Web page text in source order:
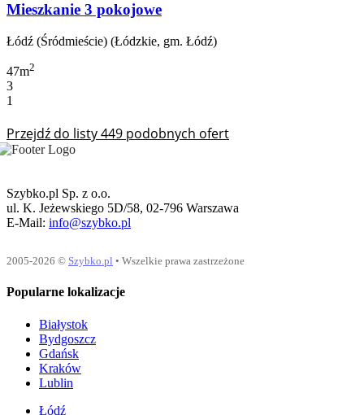
Mieszkanie 3 pokojowe
Łódź (Śródmieście) (Łódzkie, gm. Łódź)
47m2
3
1
Przejdź do listy 449 podobnych ofert
Szybko.pl Sp. z o.o.
ul. K. Jeżewskiego 5D/58, 02-796 Warszawa
E-Mail: info@szybko.pl
2005-2026 © Szybko.pl • Wszelkie prawa zastrzeżone
Popularne lokalizacje
Białystok
Bydgoszcz
Gdańsk
Kraków
Lublin
Łódź